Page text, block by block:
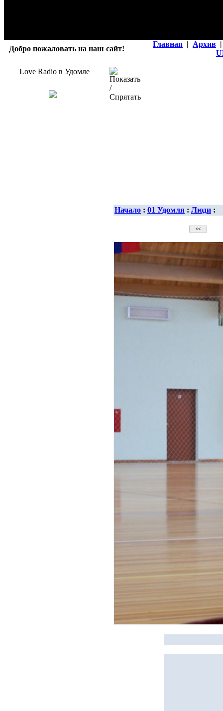
Добро пожаловать на наш сайт!
Главная | Архив |
Love Radio в Удомле
Начало : 01 Удомля : Люди :